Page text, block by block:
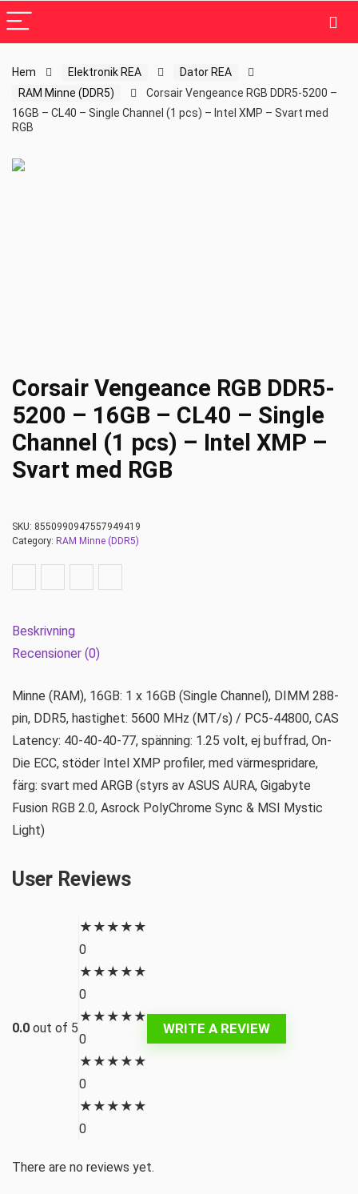
Hem Elektronik REA
Dator REA
RAM Minne (DDR5)
Corsair Vengeance RGB DDR5-5200 –
16GB – CL40 – Single Channel (1 pcs) – Intel XMP – Svart med
RGB
Corsair Vengeance RGB DDR5-
5200 – 16GB – CL40 – Single
Channel (1 pcs) – Intel XMP –
Svart med RGB
SKU: 8550990947557949419
Category: RAM Minne (DDR5)
Beskrivning
Recensioner (0)
Minne (RAM), 16GB: 1 x 16GB (Single Channel), DIMM 288-
pin, DDR5, hastighet: 5600 MHz (MT/s) / PC5-44800, CAS
Latency: 40-40-40-77, spänning: 1.25 volt, ej buffrad, On-
Die ECC, stöder Intel XMP profiler, med värmespridare,
färg: svart med ARGB (styrs av ASUS AURA, Gigabyte
Fusion RGB 2.0, Asrock PolyChrome Sync & MSI Mystic
Light)
User Reviews
0.0 out of 5
★ ★ ★ ★ ★
0
★ ★ ★ ★ ★
0
★ ★ ★ ★ ★
0
★ ★ ★ ★ ★
0
★ ★ ★ ★ ★
0
WRITE A REVIEW
There are no reviews yet.